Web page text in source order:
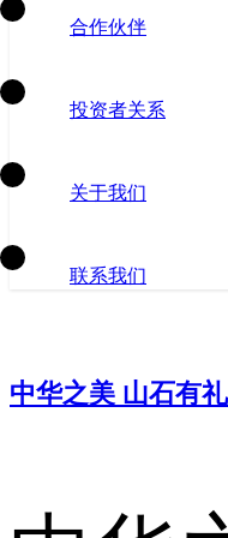
合作伙伴
投资者关系
关于我们
联系我们
中华之美 山石有